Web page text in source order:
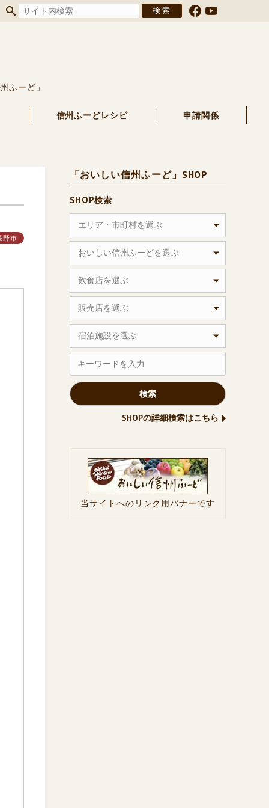
ふーど」
信州ふーどレシピ 申請関係
野市
「おいしい信州ふーど」SHOP
SHOP検索
エリア・市町村を選ぶ
おいしい信州ふーどを選ぶ
飲食店を選ぶ
販売店を選ぶ
宿泊施設を選ぶ
SHOPの詳細検索はこちら
当サイトへのリンク用バナーです